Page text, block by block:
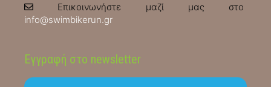
Επικοινωνήστε μαζί μας στο
info@swimbikerun.gr
Εγγραφή στο newsletter